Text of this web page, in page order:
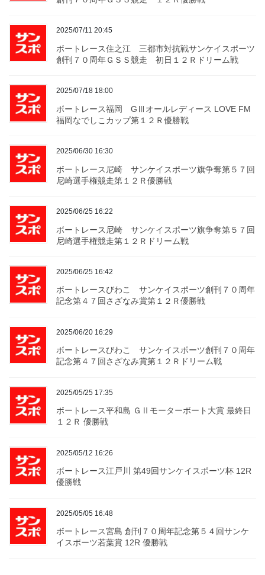
2025/07/11 20:45
ボートレース住之江 三都市対抗戦サンケイスポーツ
創刊７０周年ＧＳＳ競走 初日１２Ｒドリーム戦
2025/07/18 18:00
ボートレース福岡 GⅢオールレディース LOVE FM
福岡なでしこカップ第１２Ｒ優勝戦
2025/06/30 16:30
ボートレース尼崎 サンケイスポーツ旗争奪第５７回
尼崎選手権競走第１２Ｒ優勝戦
2025/06/25 16:22
ボートレース尼崎 サンケイスポーツ旗争奪第５７回
尼崎選手権競走第１２Ｒドリーム戦
2025/06/25 16:42
ボートレースびわこ サンケイスポーツ創刊７０周年
記念第４７回さざなみ賞第１２Ｒ優勝戦
2025/06/20 16:29
ボートレースびわこ サンケイスポーツ創刊７０周年
記念第４７回さざなみ賞第１２Ｒドリーム戦
2025/05/25 17:35
ボートレース平和島 ＧⅡモーターボート大賞 最終日
１２Ｒ 優勝戦
2025/05/12 16:26
ボートレース江戸川 第49回サンケイスポーツ杯 12R
優勝戦
2025/05/05 16:48
ボートレース宮島 創刊７０周年記念第５４回サンケ
イスポーツ若葉賞 12R 優勝戦